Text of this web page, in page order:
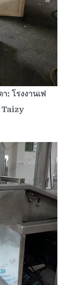
: โรงงานเฟ
Taizy